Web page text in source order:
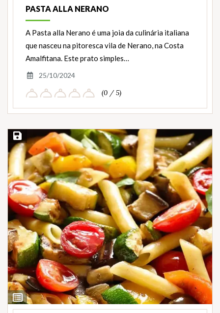
PASTA ALLA NERANO
A Pasta alla Nerano é uma joia da culinária italiana
que nasceu na pitoresca vila de Nerano, na Costa
Amalfitana. Este prato simples…
25/10/2024
(0 / 5)
Ver
Ingredientes
Salvar Receita